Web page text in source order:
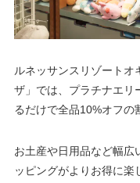
ルネッサンスリゾートオ
ザ」では、プラチナエリ
るだけで全品10%オフの
お土産や日用品など幅広
ッピングがよりお得に